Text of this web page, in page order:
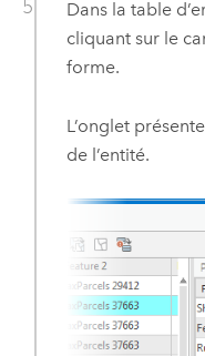
Dans la table
cliquant sur le
forme.
L’onglet
de l’entité.